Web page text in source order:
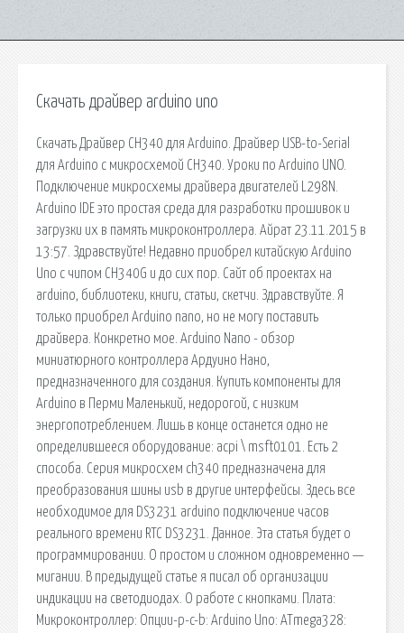
Скачать драйвер arduino uno
Скачать Драйвер CH340 для Arduino. Драйвер USB-to-Serial
для Arduino с микросхемой CH340. Уроки по Arduino UNO.
Подключение микросхемы драйвера двигателей L298N.
Arduino IDE это простая среда для разработки прошивок и
загрузки их в память микроконтроллера. Айрат 23.11.2015 в
13:57. Здравствуйте! Недавно приобрел китайскую Arduino
Uno с чипом CH340G и до сих пор. Сайт об проектах на
arduino, библиотеки, книги, статьи, скетчи. Здравствуйте. Я
только приобрел Arduino nano, но не могу поставить
драйвера. Конкретно мое. Arduino Nano - обзор
миниатюрного контроллера Ардуино Нано,
предназначенного для создания. Купить компоненты для
Arduino в Перми Маленький, недорогой, с низким
энергопотреблением. Лишь в конце останется одно не
определившееся оборудование: acpi \ msft0101. Есть 2
способа. Серия микросхем ch340 предназначена для
преобразования шины usb в другие интерфейсы. Здесь все
необходимое для DS3231 arduino подключение часов
реального времени RTC DS3231. Данное. Эта статья будет о
программировании. О простом и сложном одновременно —
мигании. В предыдущей статье я писал об организации
индикации на светодиодах. О работе с кнопками. Плата:
Микроконтроллер: Опции-p-c-b: Arduino Uno: ATmega328: